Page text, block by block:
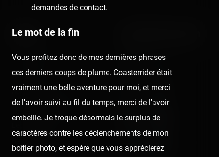
About
The Coasterrider Team
Contact us
Acknowledgements
Privacy policy
Newsletter
demandes de contact.
Le mot de la fin
Vous profitez donc de mes dernières phrases
ces derniers coups de plume. Coasterrider était
vraiment une belle aventure pour moi, et merci
de l'avoir suivi au fil du temps, merci de l'avoir
embellie. Je troque désormais le surplus de
caractères contre les déclenchements de mon
boîtier photo, et espère que vous apprécierez